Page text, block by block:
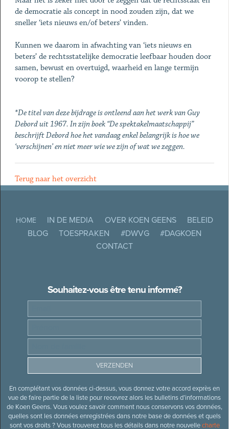
de democratie als concept in nood zouden zijn, dat we
sneller ‘iets nieuws en/of beters’ vinden.
Kunnen we daarom in afwachting van ‘iets nieuws en
beters’ de rechtsstatelijke democratie leefbaar houden door
samen, bewust en overtuigd, waarheid en lange termijn
voorop te stellen?
*De titel van deze bijdrage is ontleend aan het werk van Guy
Debord uit 1967. In zijn boek “De spektakelmaatschappij”
beschrijft Debord hoe het vandaag enkel belangrijk is hoe we
‘verschijnen’ en niet meer wie we zijn of wat we zeggen.
Terug naar het overzicht
HOME IN DE MEDIA OVER KOEN GEENS
BELEID
BLOG
TOESPRAKEN #DWVG
#DAGKOEN
CONTACT
Souhaitez-vous être tenu informé?
En complétant vos données ci-dessus, vous donnez votre accord exprès en
vue de faire partie de la liste pour recevrez alors les bulletins d’informations
de Koen Geens. Vous voulez savoir comment nous conservons vos données,
quelles sont les données enregistrées dans notre base de données et quels
sont vos droits ? Vous trouverez tous les détails dans notre nouvellecharte